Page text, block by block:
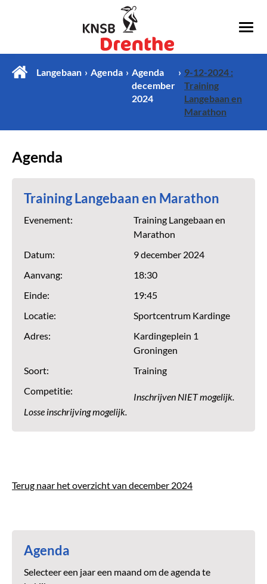
Langebaan Agenda
Agenda
december
2024
9-12-2024 :
Training
Langebaan en
Marathon
Agenda
Training Langebaan en Marathon
Evenement:
Training Langebaan en
Marathon
Datum:
9 december 2024
Aanvang:
18:30
Einde:
19:45
Locatie:
Sportcentrum Kardinge
Adres:
Kardingeplein 1
Groningen
Soort:
Training
Competitie:
Inschrijven NIET mogelijk.
Losse inschrijving mogelijk.
Terug naar het overzicht van december 2024
Agenda
Selecteer een jaar een maand om de agenda te